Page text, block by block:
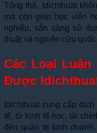
Tổng thể, Idichthuat
mà còn giúp học viên
nghiệp, sẵn sàng sử
thuật và nghiên cứu quốc
Các Loại
Được
Idichthuat cung cấp
tế, từ kinh tế học, tài
đến quản trị kinh